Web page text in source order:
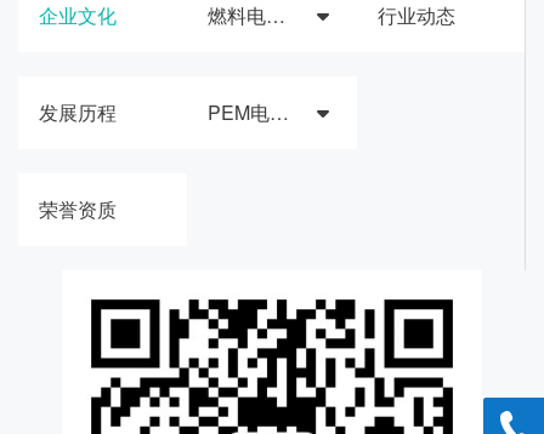
企业文化
发展历程
荣誉资质
燃料电池催化材料与膜电极
PEM电解槽催化材料与器件
行业动态